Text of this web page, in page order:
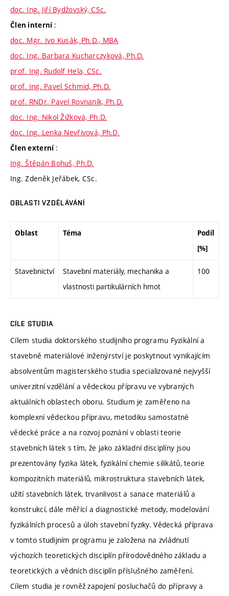
doc. Ing. Jiří Bydžovský, CSc.
Člen interní :
doc. Mgr. Ivo Kusák, Ph.D., MBA
doc. Ing. Barbara Kucharczyková, Ph.D.
prof. Ing. Rudolf Hela, CSc.
prof. Ing. Pavel Schmid, Ph.D.
prof. RNDr. Pavel Rovnaník, Ph.D.
doc. Ing. Nikol Žižková, Ph.D.
doc. Ing. Lenka Nevřivová, Ph.D.
Člen externí :
Ing. Štěpán Bohuš, Ph.D.
Ing. Zdeněk Jeřábek, CSc.
OBLASTI VZDĚLÁVÁNÍ
Oblast Téma
Podíl
[%]
Stavebnictví
Stavební materiály, mechanika a
vlastnosti partikulárních hmot
100
CÍLE STUDIA
Cílem studia doktorského studijního programu Fyzikální a
stavebně materiálové inženýrství je poskytnout vynikajícím
absolventům magisterského studia specializované nejvyšší
univerzitní vzdělání a vědeckou přípravu ve vybraných
aktuálních oblastech oboru. Studium je zaměřeno na
komplexní vědeckou přípravu, metodiku samostatné
vědecké práce a na rozvoj poznání v oblasti teorie
stavebních látek s tím, že jako základní disciplíny jsou
prezentovány fyzika látek, fyzikální chemie silikátů, teorie
kompozitních materiálů, mikrostruktura stavebních látek,
užití stavebních látek, trvanlivost a sanace materiálů a
konstrukcí, dále měřící a diagnostické metody, modelování
fyzikálních procesů a úloh stavební fyziky. Vědecká příprava
v tomto studijním programu je založena na zvládnutí
výchozích teoretických disciplín přírodovědného základu a
teoretických a vědních disciplín příslušného zaměření.
Cílem studia je rovněž zapojení posluchačů do přípravy a